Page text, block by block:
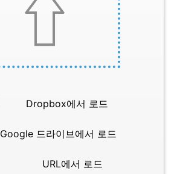
Dropbox에서 로드
Google 드라이브에서 로드
URL에서 로드